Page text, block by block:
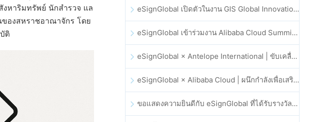
หาริมทรัพย์ นักสำรวจ แล
องสหราชอาณาจักร โดย
ติ
eSignGlobal เปิดตัวในงาน GIS Global Innovation Exhibition 2025
eSignGlobal เข้าร่วมงาน Alibaba Cloud Summit 2025 ที่ฮ่องกง เพื่อขับเคลื่อนนวัตกรรมคลาวด์ที่ขับเคลื่อนด้วย AI และความเชื่อมั่นทางดิจิทัล
eSignGlobal × Antelope International | ขับเคลื่อนเวิร์กโฟลดิจิทัลที่ปลอดภัยและขับเคลื่อนด้วย AI
eSignGlobal × Alibaba Cloud | ผนึกกำลังเพื่อเสริมสร้างความเชื่อมั่นดิจิทัลระดับโลกสำหรับฟินเทค
ขอแสดงความยินดีกับ eSignGlobal ที่ได้รับรางวัล CAHK STAR Award 2025